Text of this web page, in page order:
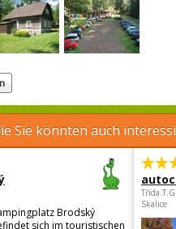
Sie könnten auch
Brodský
sich im touristischen
Skalice